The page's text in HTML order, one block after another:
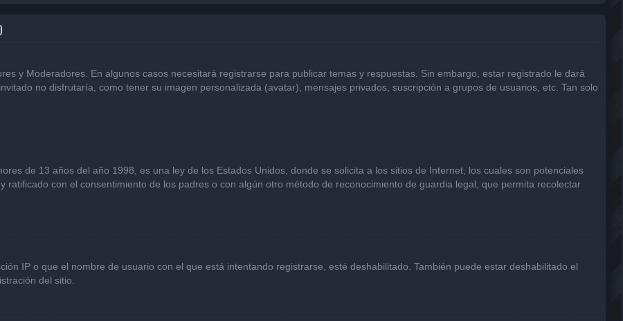
y Moderadores. En algunos casos necesitará registrarse para publicar temas y respuestas. Sin embargo, estar registrado le dará
no disfrutaría, como tener su imagen personalizada (avatar), mensajes privados, suscripción a grupos de usuarios, etc. Tan solo
de 13 años del año 1998, es una ley de los Estados Unidos, donde se solicita a los sitios de Internet, los cuales son potenciales
ratificado con el consentimiento de los padres o con algún otro método de reconocimiento de guardia legal, que permita recolectar
IP o que el nombre de usuario con el que está intentando registrarse, esté deshabilitado. También puede estar deshabilitado el
del sitio.